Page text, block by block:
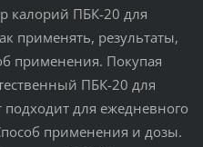
калорий ПБК-20 для
применять, результаты,
применения. Покупая
ПБК-20 для
для ежедневного
применения и дозы.